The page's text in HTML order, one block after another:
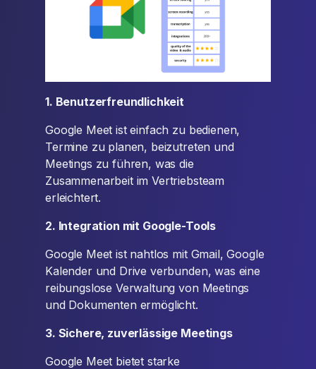
1. Benutzerfreundlichkeit
Google Meet ist einfach zu bedienen,
Termine zu planen, beizutreten und
Meetings zu führen, was die
Zusammenarbeit im Vertriebsteam
erleichtert.
2. Integration mit Google-Tools
Google Meet ist nahtlos mit Gmail, Google
Kalender und Drive verbunden, was eine
reibungslose Verwaltung von Meetings
und Dokumenten ermöglicht.
3. Sichere, zuverlässige Meetings
Google Meet bietet starke